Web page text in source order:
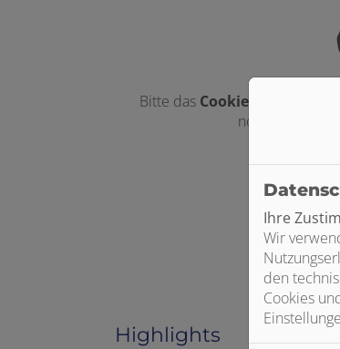
Bitte das Cookie-Consent-
notwendigen
Highlights
Ihre
Wir
den
Cookies